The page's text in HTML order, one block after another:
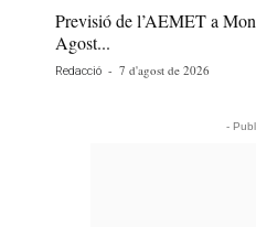
Previsió de l’AEMET a
Agost...
Redacció - 7 d'agost de 2026
-